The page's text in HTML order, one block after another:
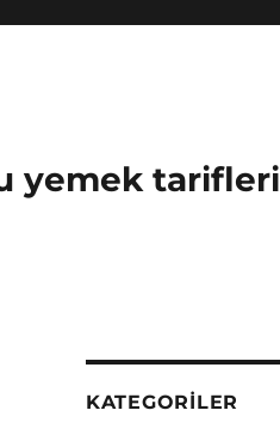
yemek tarifleri
KATEGORILER